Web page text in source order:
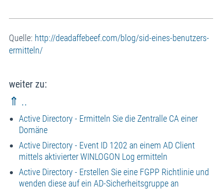
Quelle: http://deadaffebeef.com/blog/sid-eines-benutzers-
ermitteln/
weiter zu:
⇑ ..
Active Directory - Ermitteln Sie die Zentralle CA einer
Domäne
Active Directory - Event ID 1202 an einem AD Client
mittels aktivierter WINLOGON Log ermitteln
Active Directory - Erstellen Sie eine FGPP Richtlinie und
wenden diese auf ein AD-Sicherheitsgruppe an